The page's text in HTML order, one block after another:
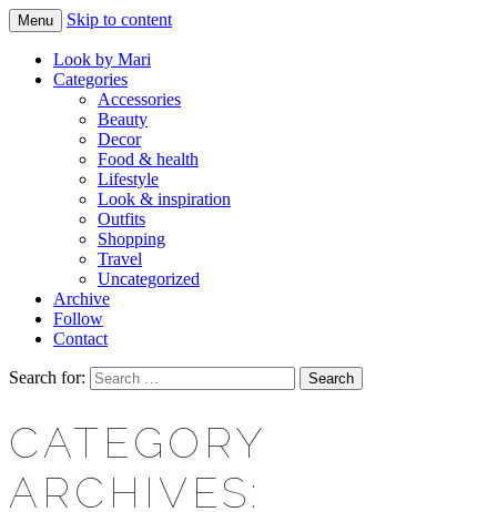
LOOK BY MARI
Makeup & beauty blog
Menu Skip to content
Look by Mari
Categories
Accessories
Beauty
Decor
Food & health
Lifestyle
Look & inspiration
Outfits
Shopping
Travel
Uncategorized
Archive
Follow
Contact
Search for:
CATEGORY
ARCHIVES: